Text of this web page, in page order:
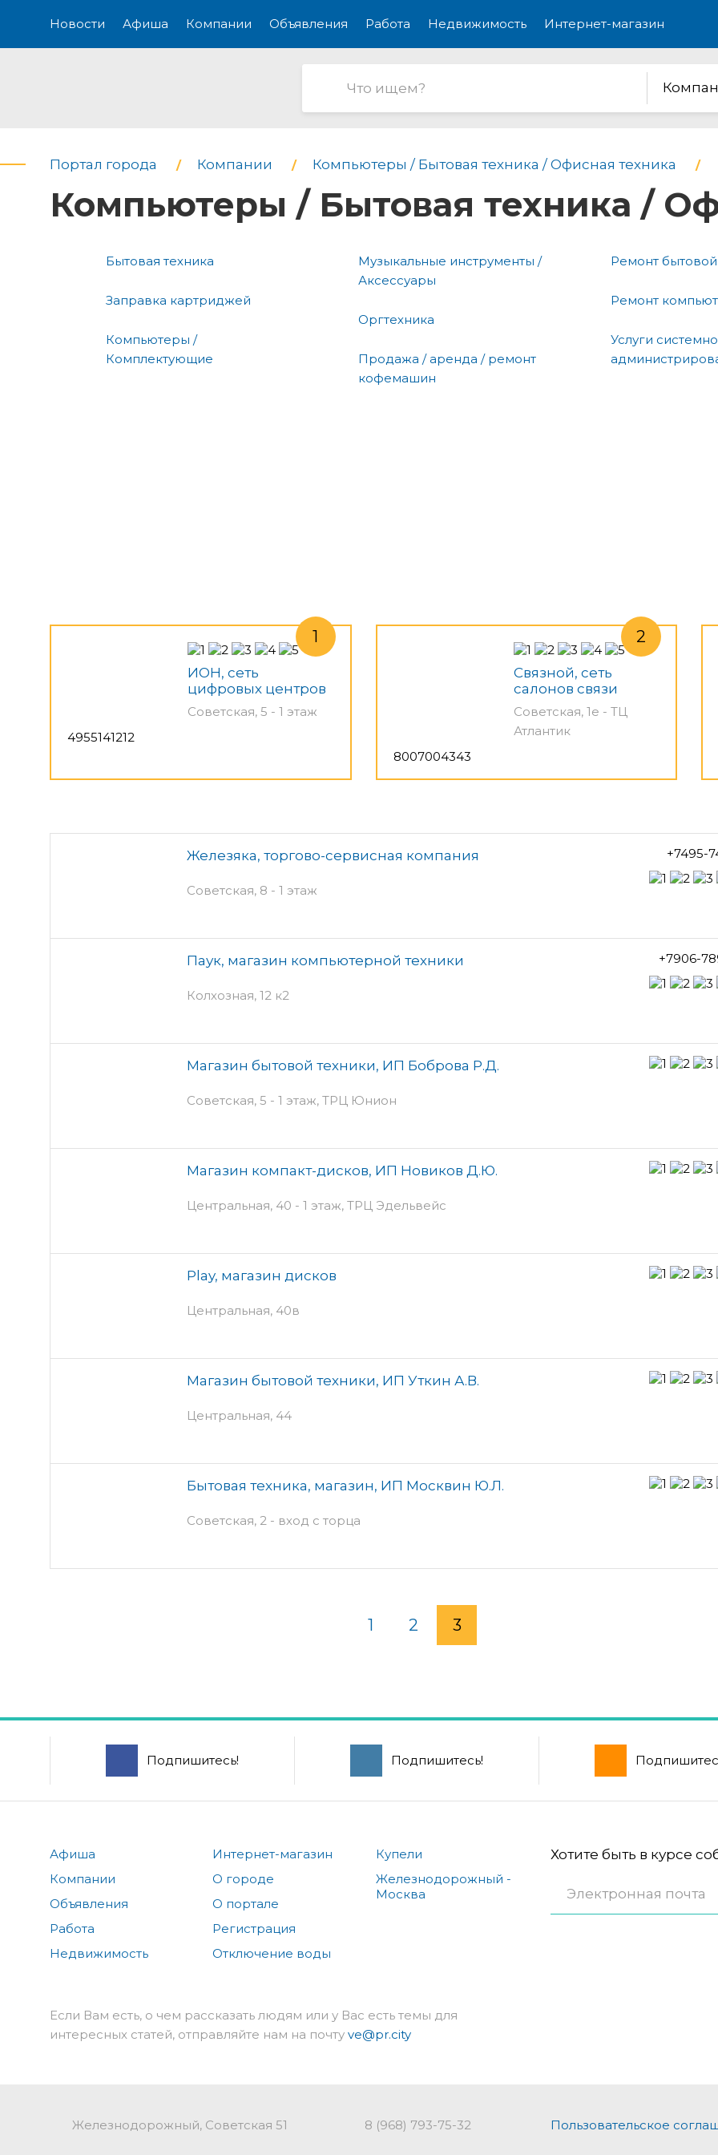
Новости Афиша Компании Объявления Работа Недвижимость Интернет-магазин
Портал города Компании Компьютеры / Бытовая техника / Офисная техника
Компьютеры / Бытовая техника /
Бытовая техника
Заправка картриджей
Компьютеры /
Комплектующие
Музыкальные инструменты /
Аксессуары
Оргтехника
Продажа / аренда / ремонт
кофемашин
Ремонт бытовой
Ремонт
Услуги
ИОН, сеть
цифровых центров
Советская, 5 - 1 этаж
4955141212
Связной, сеть
салонов связи
Советская, 1е - ТЦ
Атлантик
8007004343
Железяка, торгово-сервисная компания
Советская, 8 - 1 этаж
+7495-
Паук, магазин компьютерной техники
Колхозная, 12 к2
+7906-
Магазин бытовой техники, ИП Боброва Р.Д.
Советская, 5 - 1 этаж, ТРЦ Юнион
Магазин компакт-дисков, ИП Новиков Д.Ю.
Центральная, 40 - 1 этаж, ТРЦ Эдельвейс
Play, магазин дисков
Центральная, 40в
Магазин бытовой техники, ИП Уткин А.В.
Центральная, 44
Бытовая техника, магазин, ИП Москвин Ю.Л.
Советская, 2 - вход с торца
1 2 3
Подпишитесь! Подпишитесь!
Афиша
Компании
Объявления
Работа
Недвижимость
Интернет-магазин
О городе
О портале
Регистрация
Отключение воды
Купели
Железнодорожный -
Москва
Хотите быть в курсе
Если Вам есть, о чем рассказать людям или у Вас есть темы для
интересных статей, отправляйте нам на почту ve@pr.city
Железнодорожный, Советская 51 8 (968) 793-75-32 Пользовательское